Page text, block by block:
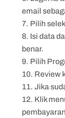
email
Pilih
Isi data
benar.
Pilih
Review
Jika
Klik